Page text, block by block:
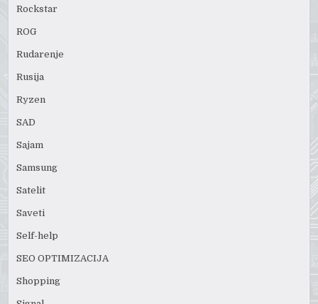
Rockstar
ROG
Rudarenje
Rusija
Ryzen
SAD
Sajam
Samsung
Satelit
Saveti
Self-help
SEO OPTIMIZACIJA
Shopping